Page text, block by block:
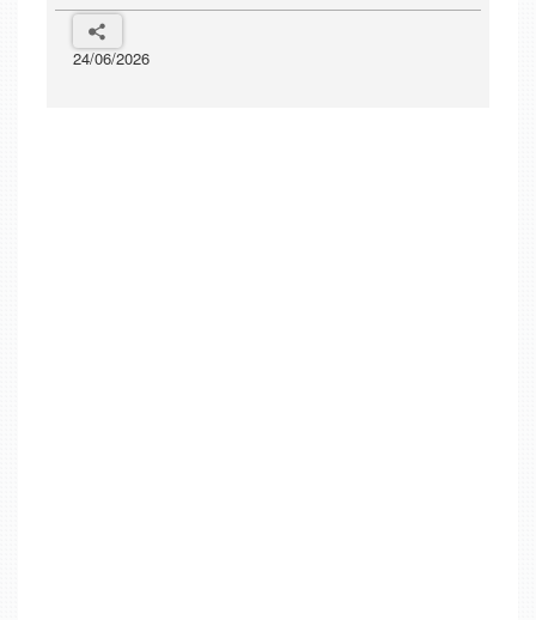
24/06/2026